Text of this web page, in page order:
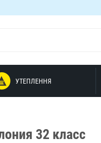
УТЕПЛЕННЯ
32 класс